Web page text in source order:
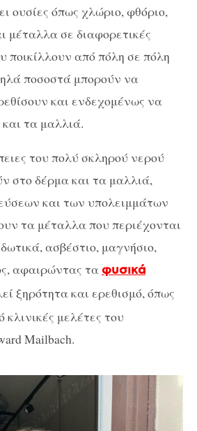
ουσίες όπως χλώριο, φθόριο,
μέταλλα σε διαφορετικές
ποικίλλουν από πόλη σε πόλη
ποσοστά μπορούν να
και ενδεχομένως να
τα μαλλιά.
του πολύ σκληρού νερού
στο δέρμα και τα μαλλιά,
και των υπολειμμάτων
τα μέταλλα που περιέχονται
ασβέστιο, μαγνήσιο,
αφαιρώντας ταφυσικά
ξηρότητα και ερεθισμό, όπως
μελέτες του
Mailbach.